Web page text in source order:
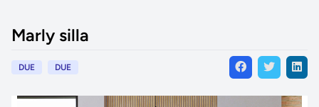
Marly silla
DUE DUE